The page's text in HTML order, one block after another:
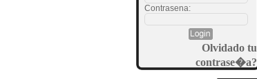
Contrasena:
Olvidado tu
contrase�a?